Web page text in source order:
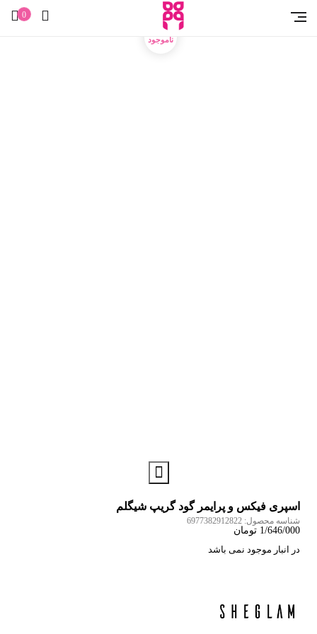
0 خانه فیکساتورآرایش اسپری فیکس و پرایمر گود گریپ شیگلم
اسپری فیکس و پرایمر گود گریپ شیگلم
شناسه محصول: 6977382912822
1/646/000 تومان
در انبار موجود نمی باشد